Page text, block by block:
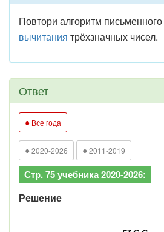
Повтори алгоритм письменного
вычитания трёхзначных чисел.
Ответ
● Все года
● 2020-2026 ● 2011-2019
Стр. 75 учебника 2020-2026:
Решение